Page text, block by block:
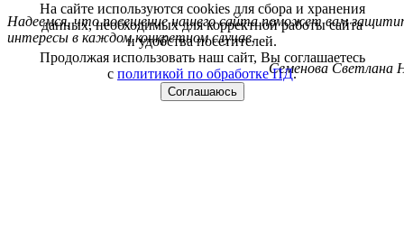
Надеемся, что посещение нашего сайта поможет вам
интересы в каждом конкретном случае.
Семенова Светлана
На сайте используются cookies для сбора и хранения
данных, необходимых для корректной работы сайта
и удобства посетителей.
Продолжая использовать наш сайт, Вы соглашаетесь
с политикой по обработке ПД.
Соглашаюсь